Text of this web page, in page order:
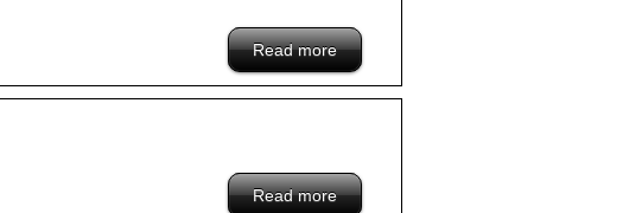
Read moreabout /blacklist/000-hongkong-company
Read moreabout /blacklist/Aoo-hongkong-company